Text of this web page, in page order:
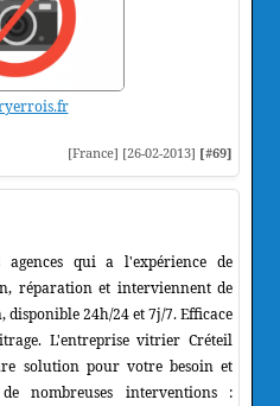
[France] [26-02-2013] [#69]
qui a l'expérience de
réparation et interviennent de
24h/24 et 7j/7. Efficace
L'entreprise vitrier Créteil
solution pour votre besoin et
nombreuses interventions :